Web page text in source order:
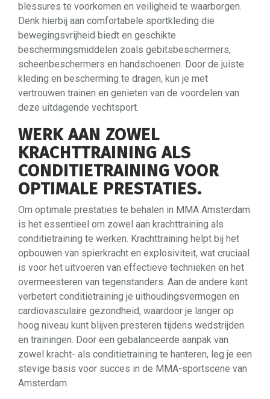
blessures te voorkomen en veiligheid te waarborgen.
Denk hierbij aan comfortabele sportkleding die
bewegingsvrijheid biedt en geschikte
beschermingsmiddelen zoals gebitsbeschermers,
scheenbeschermers en handschoenen. Door de juiste
kleding en bescherming te dragen, kun je met
vertrouwen trainen en genieten van de voordelen van
deze uitdagende vechtsport.
WERK AAN ZOWEL
KRACHTTRAINING ALS
CONDITIETRAINING VOOR
OPTIMALE PRESTATIES.
Om optimale prestaties te behalen in MMA Amsterdam
is het essentieel om zowel aan krachttraining als
conditietraining te werken. Krachttraining helpt bij het
opbouwen van spierkracht en explosiviteit, wat cruciaal
is voor het uitvoeren van effectieve technieken en het
overmeesteren van tegenstanders. Aan de andere kant
verbetert conditietraining je uithoudingsvermogen en
cardiovasculaire gezondheid, waardoor je langer op
hoog niveau kunt blijven presteren tijdens wedstrijden
en trainingen. Door een gebalanceerde aanpak van
zowel kracht- als conditietraining te hanteren, leg je een
stevige basis voor succes in de MMA-sportscene van
Amsterdam.